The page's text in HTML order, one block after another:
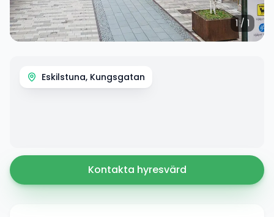
1/ 1
Eskilstuna, Kungsgatan
Kontakta hyresvärd